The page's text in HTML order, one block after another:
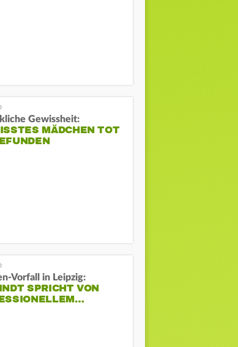
Gewissheit:
MÄDCHEN TOT
Vorfall in Leipzig:
SPRICHT VON